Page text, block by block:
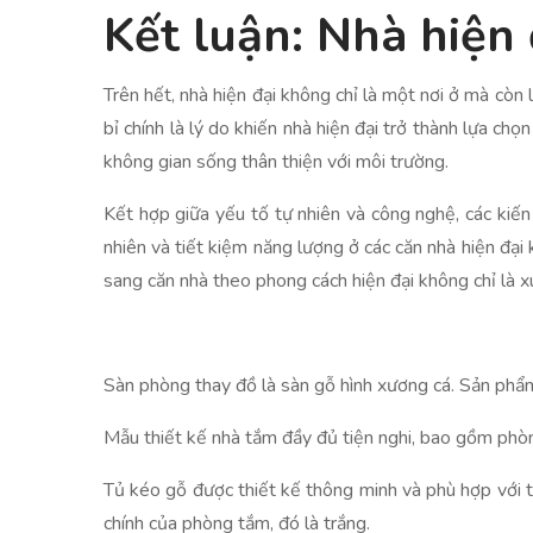
Kết luận: Nhà
Trên hết, nhà hiện đại không chỉ là một nơi ở mà
bỉ chính là lý do khiến nhà hiện đại trở thành lựa
không gian sống thân thiện với môi trường.
Kết hợp giữa yếu tố tự nhiên và công nghệ, các
nhiên và tiết kiệm năng lượng ở các căn nhà hiện
sang căn nhà theo phong cách hiện đại không chỉ
Sàn phòng thay đồ là sàn gỗ hình xương cá. Sản
Mẫu thiết kế nhà tắm đầy đủ tiện nghi, bao gồm
Tủ kéo gỗ được thiết kế thông minh và phù hợp với
chính của phòng tắm, đó là trắng.